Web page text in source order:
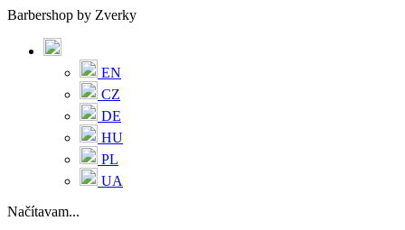
Barbershop by Zverky
EN
CZ
DE
HU
PL
UA
Načítavam...